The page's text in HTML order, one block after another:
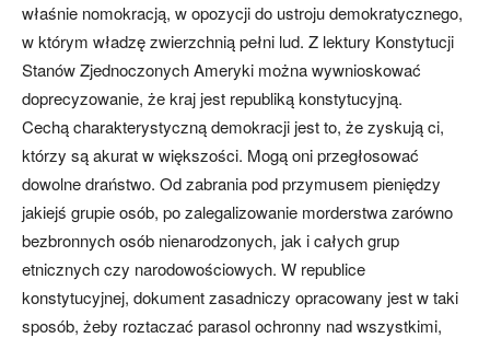
właśnie nomokracją, w opozycji do ustroju demokratycznego,
w którym władzę zwierzchnią pełni lud. Z lektury Konstytucji
Stanów Zjednoczonych Ameryki można wywnioskować
doprecyzowanie, że kraj jest republiką konstytucyjną.
Cechą charakterystyczną demokracji jest to, że zyskują ci,
którzy są akurat w większości. Mogą oni przegłosować
dowolne draństwo. Od zabrania pod przymusem pieniędzy
jakiejś grupie osób, po zalegalizowanie morderstwa zarówno
bezbronnych osób nienarodzonych, jak i całych grup
etnicznych czy narodowościowych. W republice
konstytucyjnej, dokument zasadniczy opracowany jest w taki
sposób, żeby roztaczać parasol ochronny nad wszystkimi,